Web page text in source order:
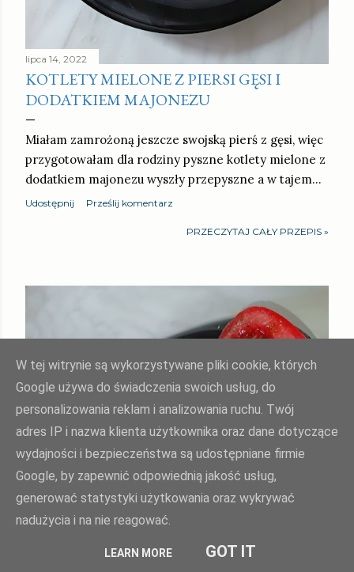
lipca 14, 2022
KOTLETY MIELONE Z PIERSI GĘSI I
DODATKIEM MAJONEZU
Miałam zamrożoną jeszcze swojską pierś z gęsi, więc
przygotowałam dla rodziny pyszne kotlety mielone z
dodatkiem majonezu wyszły przepyszne a w tajem…
Udostępnij Prześlij komentarz
PRZECZYTAJ CAŁY PRZEPIS »
W tej witrynie są wykorzystywane pliki cookie, których
Google używa do świadczenia swoich usług, do
personalizowania reklam i analizowania ruchu. Twój
adres IP i nazwa klienta użytkownika oraz dane dotyczące
wydajności i bezpieczeństwa są udostępniane firmie
Google, by zapewnić odpowiednią jakość usług,
generować statystyki użytkowania oraz wykrywać
nadużycia i na nie reagować.
LEARN MORE GOT IT